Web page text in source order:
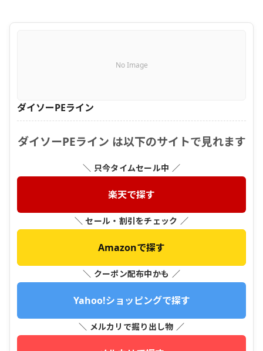
No Image
ダイソーPEライン
ダイソーPEライン は以下のサイトで見れます
＼ 只今タイムセール中 ／
楽天で探す
＼ セール・割引をチェック ／
Amazonで探す
＼ クーポン配布中かも ／
Yahoo!ショッピングで探す
＼ メルカリで掘り出し物 ／